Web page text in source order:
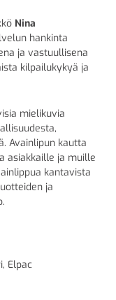
Nina
hankinta
ja vastuullisena
kilpailukykyä ja
mielikuvia
Avainlipun kautta
asiakkaille ja muille
kantavista
ja
Elpac